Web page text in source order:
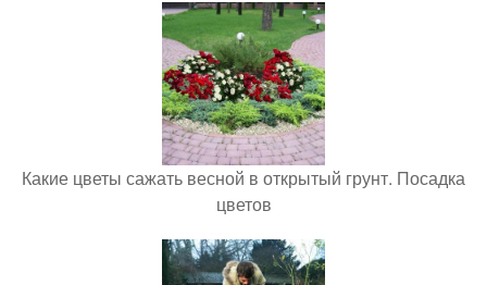
Какие цветы сажать весной в открытый грунт. Посадка
цветов